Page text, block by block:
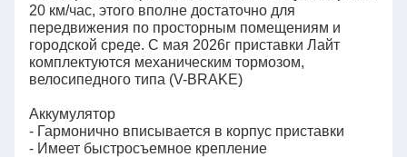
20 км/час, этого вполне достаточно для
передвижения по просторным помещениям и
городской среде. С мая 2026г приставки Лайт
комплектуются механическим тормозом,
велосипедного типа (V-BRAKE)
Аккумулятор
- Гармонично вписывается в корпус приставки
- Имеет быстросъемное крепление